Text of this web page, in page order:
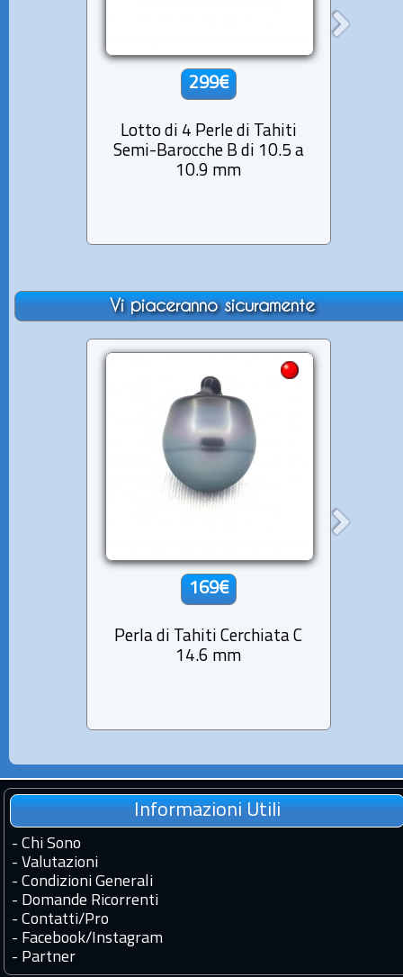
299€
Lotto di 4 Perle di Tahiti
Semi-Barocche B di 10.5 a
10.9 mm
Vi piaceranno sicuramente
169€
Perla di Tahiti Cerchiata C
14.6 mm
Informazioni Utili
- Chi Sono
- Valutazioni
- Condizioni Generali
- Domande Ricorrenti
- Contatti/Pro
- Facebook/Instagram
- Partner